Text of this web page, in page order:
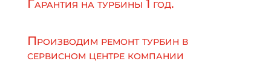
Гарантия на турбины 1 год.
Производим ремонт турбин в
сервисном центре компании